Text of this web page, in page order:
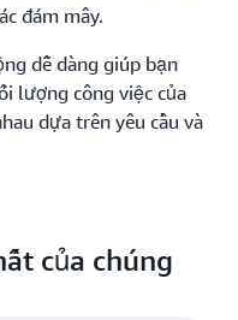
đám mây.
dễ dàng giúp bạn
lượng công việc của
dựa trên yêu cầu và
của chúng